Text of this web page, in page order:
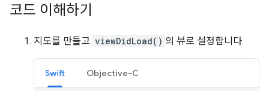
코드 이해하기
지도를 만들고 viewDidLoad() 의 뷰로 설정합니다.
Swift Objective-C